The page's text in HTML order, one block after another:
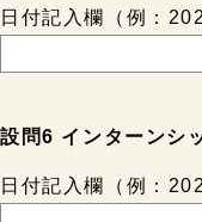
日付記入欄（例：
設問6 インターンシ
日付記入欄（例：